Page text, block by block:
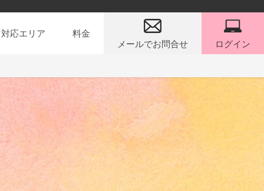
対応エリア
料金
メールでお問合せ
ログイン